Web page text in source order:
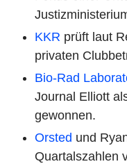
KKR prüft laut
privaten
Bio-Rad
Journal Elliott
gewonnen.
Orsted und
Quartalszahlen